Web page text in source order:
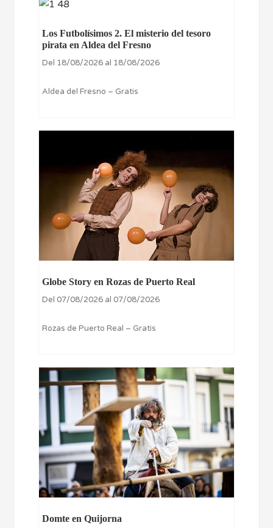
Los Futbolísimos 2. El misterio del tesoro
pirata en Aldea del Fresno
Del 18/08/2026 al 18/08/2026
Aldea del Fresno – Gratis
Globe Story en Rozas de Puerto Real
Del 07/08/2026 al 07/08/2026
Rozas de Puerto Real – Gratis
Domte en Quijorna